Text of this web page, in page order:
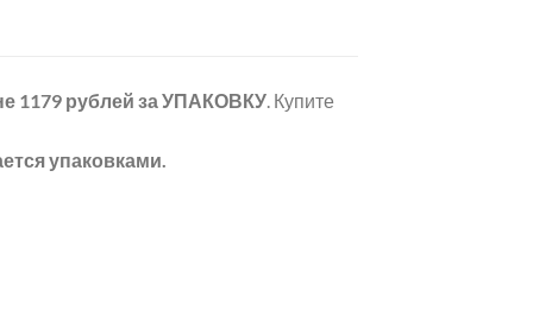
1179 рублей за УПАКОВКУ. Купите
упаковками.